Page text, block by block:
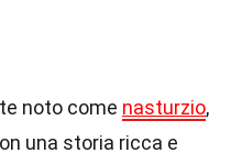
noto come nasturzio,
una storia ricca e